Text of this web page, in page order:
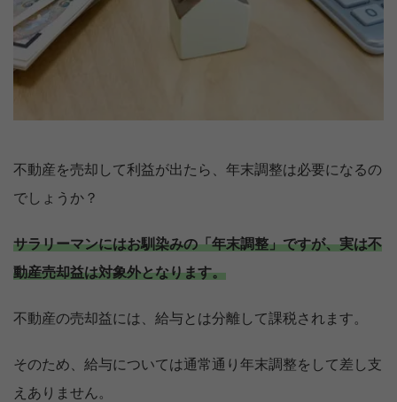
不動産を売却して利益が出たら、年末調整は必要になるの
でしょうか？
サラリーマンにはお馴染みの「年末調整」ですが、実は不
動産売却益は対象外となります。
不動産の売却益には、給与とは分離して課税されます。
そのため、給与については通常通り年末調整をして差し支
えありません。